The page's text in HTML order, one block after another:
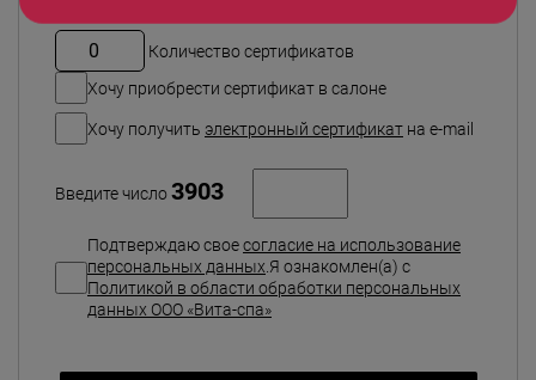
Количество сертификатов
Хочу приобрести сертификат в салоне
Хочу получить электронный сертификат на e-mail
Введите число 3903
Подтверждаю своесогласие на использование
персональных данных .Я ознакомлен(а) с
Политикой в области обработки персональных
данных ООО «Вита-спа»